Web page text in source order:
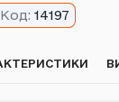
Код: 14197